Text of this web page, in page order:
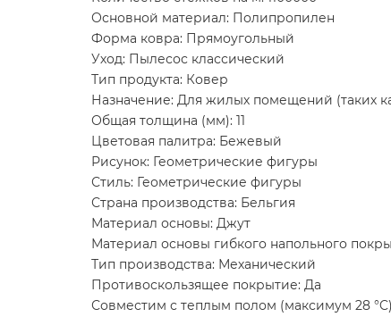
Основной материал: Полипропилен
Форма ковра: Прямоугольный
Уход: Пылесос классический
Тип продукта: Ковер
Назначение: Для жилых помещений (таких
Общая толщина (мм): 11
Цветовая палитра: Бежевый
Рисунок: Геометрические фигуры
Стиль: Геометрические фигуры
Страна производства: Бельгия
Материал основы: Джут
Материал основы гибкого напольного
Тип производства: Механический
Противоскользящее покрытие: Да
Совместим с теплым полом (максимум 28